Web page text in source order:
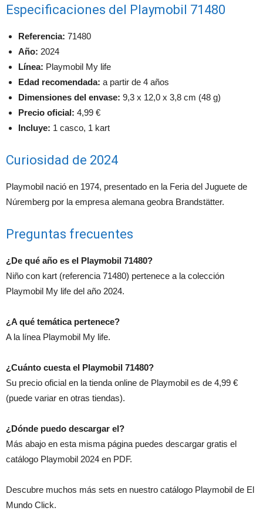
Especificaciones del Playmobil 71480
Referencia: 71480
Año: 2024
Línea: Playmobil My life
Edad recomendada: a partir de 4 años
Dimensiones del envase: 9,3 x 12,0 x 3,8 cm (48 g)
Precio oficial: 4,99 €
Incluye: 1 casco, 1 kart
Curiosidad de 2024
Playmobil nació en 1974, presentado en la Feria del Juguete de
Núremberg por la empresa alemana geobra Brandstätter.
Preguntas frecuentes
¿De qué año es el Playmobil 71480?
Niño con kart (referencia 71480) pertenece a la colección
Playmobil My life del año 2024.
¿A qué temática pertenece?
A la línea Playmobil My life.
¿Cuánto cuesta el Playmobil 71480?
Su precio oficial en la tienda online de Playmobil es de 4,99 €
(puede variar en otras tiendas).
¿Dónde puedo descargar el?
Más abajo en esta misma página puedes descargar gratis el
catálogo Playmobil 2024 en PDF.
Descubre muchos más sets en nuestro catálogo Playmobil de El
Mundo Click.